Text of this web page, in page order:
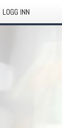
LOGG INN